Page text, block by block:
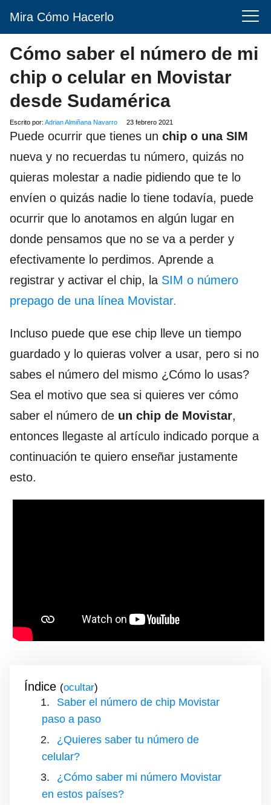
Mira Cómo Hacerlo
Cómo saber el número de mi
chip o celular en Movistar
desde Sudamérica
Escrito por: Adrian Almiñana Navarro 23 febrero 2021
Puede ocurrir que tienes un chip o una SIM
nueva y no recuerdas tu número, quizás no
quieras molestar a nadie pidiendo que te lo
envíen o quizás nadie lo tiene todavía, puede
ocurrir que lo anotamos en algún lugar en
donde pensamos que no se va a perder y
efectivamente lo perdimos. Aprende a
registrar y activar el chip, la SIM o número
prepago de una línea Movistar.
Incluso puede que ese chip lleve un tiempo
guardado y lo quieras volver a usar, pero si no
sabes el número del mismo ¿Cómo lo usas?
Sea el motivo que sea si quieres ver cómo
saber el número de un chip de Movistar,
entonces llegaste al artículo indicado porque a
continuación te quiero enseñar justamente
esto.
Índice ( )
Saber el número de chip Movistar
paso a paso
¿Quieres saber tu número de
celular?
¿Cómo saber mi número Movistar
en estos países?